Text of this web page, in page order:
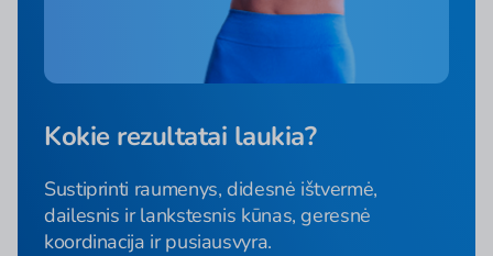
Kokie rezultatai laukia?
Sustiprinti raumenys, didesnė ištvermė,
dailesnis ir lankstesnis kūnas, geresnė
koordinacija ir pusiausvyra.